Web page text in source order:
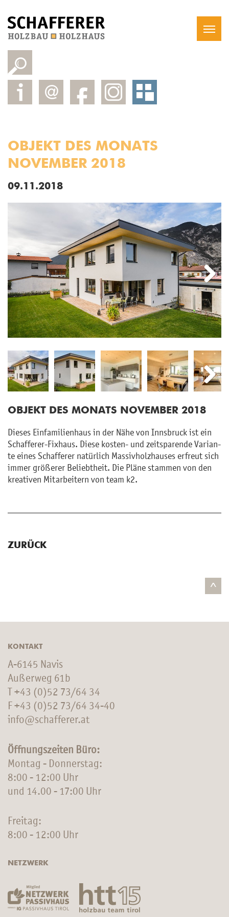
OBJEKT DES MONATS
NOVEMBER 2018
09.11.2018
Next
Next
OB­JEKT DES MO­NATS NO­VEM­BER 2018
Die­ses Ein­fa­mi­li­en­haus in der Nähe von Inns­bruck ist ein
Schaf­fe­rer-Fix­haus. Diese kos­ten- und zeit­spa­ren­de Va­ri­an­
te eines Schaf­fe­rer na­tür­lich Mas­siv­holz­hau­ses er­freut sich
immer grö­ße­rer Be­liebt­heit. Die Pläne stam­men von den
krea­ti­ven Mit­ar­bei­tern von team k2.
ZURÜCK
^
KONTAKT
A-6145 Navis
Außerweg 61b
T +43 (0)52 73/64 34
F +43 (0)52 73/64 34-40
info@schafferer.at
Öffnungszeiten Büro:
Montag - Donnerstag:
8:00 - 12:00 Uhr
und 14.00 - 17:00 Uhr
Freitag:
8:00 - 12:00 Uhr
NETZWERK